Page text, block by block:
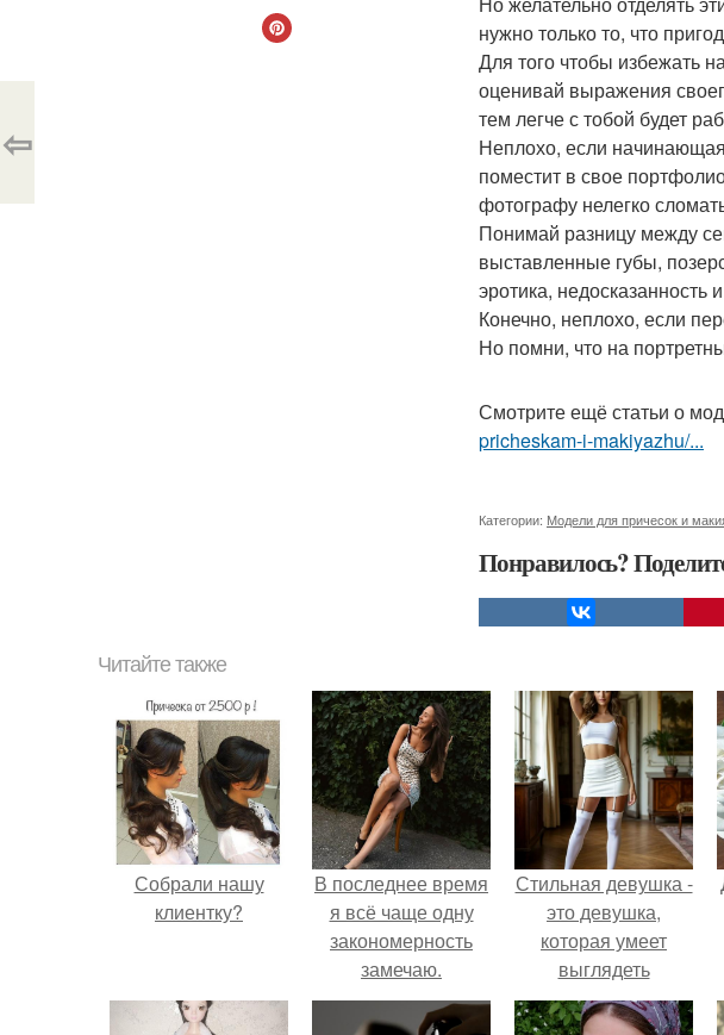
нужно только то, что
Для того чтобы избежать
оценивай выражения
тем легче с тобой будет
Неплохо, если
поместит в свое
фотографу нелегко
Понимай разницу между
выставленные губы,
эротика, недосказанность
Конечно, неплохо, если
Но помни, что на
Смотрите ещё статьи о
pricheskam-i-makiyazhu/...
Категории: Модели для причесок и
Понравилось?
⇦
Читайте также
Собрали нашу
клиентку?
В последнее время
я всё чаще одну
закономерность
замечаю.
Стильная девушка -
это девушка,
которая умеет
выглядеть
привлекательно и
элегантно в любои